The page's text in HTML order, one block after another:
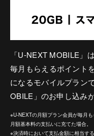
「U-NEXT MOBILE」
毎月もらえるポイント
になるモバイルプラン
OBILE」のお申し込み
※U-NEXTの月額プラン会員が毎月
月額基本料の支払いに充てた場合。
※決済時において支払金額に相当す